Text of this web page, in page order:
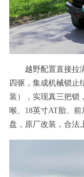
越野配置直接拉
四驱，集成机械锁止
装），实现真三把锁
喉、18英寸AT胎、
盘，原厂改装，合法